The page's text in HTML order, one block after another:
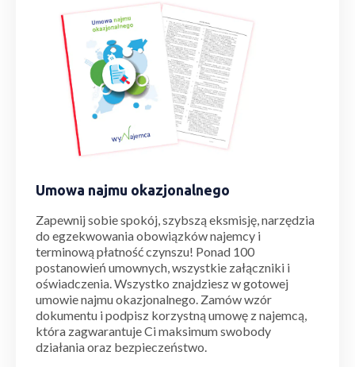
Umowa najmu okazjonalnego
Zapewnij sobie spokój, szybszą eksmisję, narzędzia
do egzekwowania obowiązków najemcy i
terminową płatność czynszu! Ponad 100
postanowień umownych, wszystkie załączniki i
oświadczenia. Wszystko znajdziesz w gotowej
umowie najmu okazjonalnego. Zamów wzór
dokumentu i podpisz korzystną umowę z najemcą,
która zagwarantuje Ci maksimum swobody
działania oraz bezpieczeństwo.